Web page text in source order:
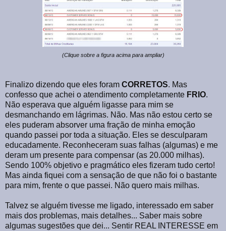
(Clique sobre a figura acima para ampliar)
Finalizo dizendo que eles foram CORRETOS. Mas
confesso que achei o atendimento completamente FRIO.
Não esperava que alguém ligasse para mim se
desmanchando em lágrimas. Não. Mas não estou certo se
eles puderam absorver uma fração de minha emoção
quando passei por toda a situação. Eles se desculparam
educadamente. Reconheceram suas falhas (algumas) e me
deram um presente para compensar (as 20.000 milhas).
Sendo 100% objetivo e pragmático eles fizeram tudo certo!
Mas ainda fiquei com a sensação de que não foi o bastante
para mim, frente o que passei. Não quero mais milhas.
Talvez se alguém tivesse me ligado, interessado em saber
mais dos problemas, mais detalhes... Saber mais sobre
algumas sugestões que dei... Sentir REAL INTERESSE em